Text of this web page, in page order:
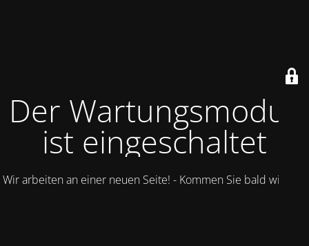
Der Wartungsmodus
ist eingeschaltet
Wir arbeiten an einer neuen Seite! - Kommen Sie bald wieder.